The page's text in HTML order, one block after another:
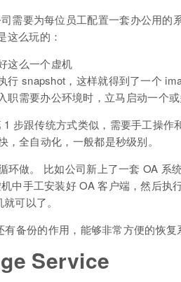
需要为每位员工配置一套办公用
这么玩的：
这么一个虚机
行 snapshot，这样就得到了一个
职需要办公环境时，立马启动一个
步跟传统方式类似，需要手工操作
，全自动化，一般都是秒级别。
环做。 比如公司新上了一套 OA 系
中手工安装好 OA 客户端，然后
可以了。
备份的作用，能够非常方便的恢复
Service